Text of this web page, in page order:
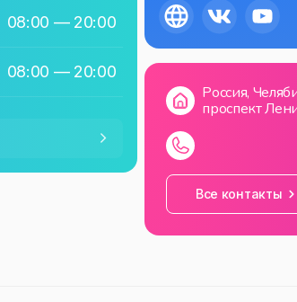
08:00 — 20:00
08:00 — 20:00
08:00—20:00
Россия,
проспект
Все контакты